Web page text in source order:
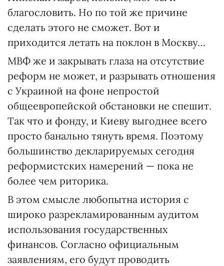
благословить. Но по той же причине
сделать этого не сможет. Вот и
приходится летать на поклон в Москву…
МВФ же и закрывать глаза на отсутствие
реформ не может, и разрывать отношения
с Украиной на фоне непростой
общеевропейской обстановки не спешит.
Так что и фонду, и Киеву выгоднее всего
просто банально тянуть время. Поэтому
большинство декларируемых сегодня
реформистских намерений — пока не
более чем риторика.
В этом смысле любопытна история с
широко разрекламированным аудитом
использования государственных
финансов. Согласно официальным
заявлениям, его будут проводить